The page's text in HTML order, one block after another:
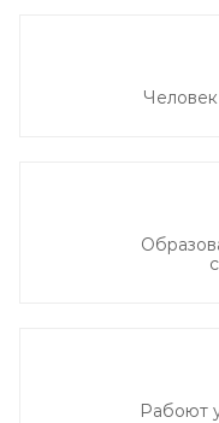
Рабоют